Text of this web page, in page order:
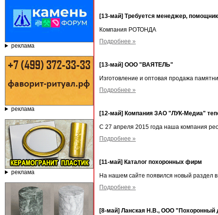
реклама
реклама
реклама
[13-май] Требуется менеджер,
Компания РОТОНДА
Подробнее »
[13-май] ООО "ВАЯТЕЛЬ"
Изготовление и оптовая продажа
Подробнее »
[12-май] Компания ЗАО "ЛУК-Медиа"
С 27 апреля 2015 года наша компания
Подробнее »
[11-май] Каталог похоронных фирм
На нашем сайте появился новый раздел
Подробнее »
[8-май] Ланская Н.В., ООО "Похоронный